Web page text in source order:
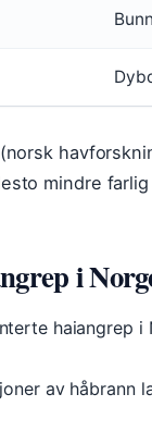
mindre
i
haiangrep
av håbrann